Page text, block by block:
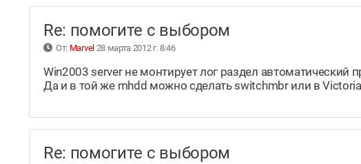
Re: помогите с выбором
От: Marvel 28 марта 2012 г. 8:46
Win2003 server не монтирует лог раздел автоматический
Да и в той же mhdd можно сделать switchmbr или в Victoria
Re: помогите с выбором